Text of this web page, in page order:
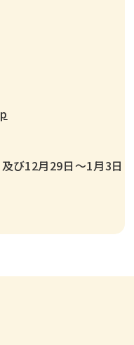
び12月29日～1月3日